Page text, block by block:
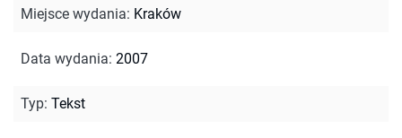
Miejsce wydania: Kraków
Data wydania: 2007
Typ: Tekst